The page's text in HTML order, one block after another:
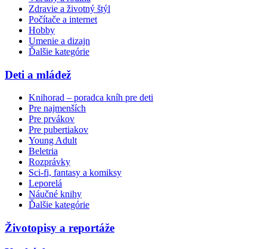
Zdravie a životný štýl
Počítače a internet
Hobby
Umenie a dizajn
Ďalšie kategórie
Deti a mládež
Knihorad – poradca kníh pre deti
Pre najmenších
Pre prvákov
Pre pubertiakov
Young Adult
Beletria
Rozprávky
Sci-fi, fantasy a komiksy
Leporelá
Náučné knihy
Ďalšie kategórie
Životopisy a reportáže